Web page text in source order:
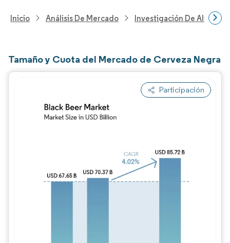
Inicio Análisis De Mercado Investigación De
Tamaño y Cuota del Mercado de Cerveza Negra
Participación